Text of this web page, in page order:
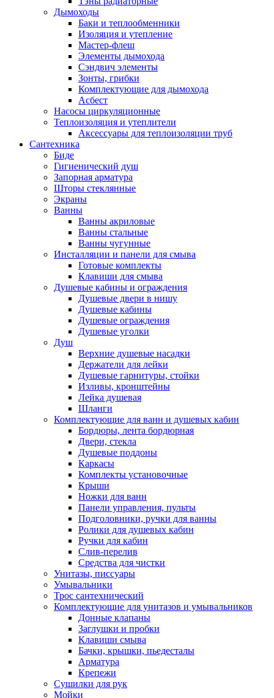
Дымоходы
Баки и теплообменники
Изоляция и утепление
Мастер-флеш
Элементы дымохода
Сэндвич элементы
Зонты, грибки
Комплектующие для дымохода
Асбест
Насосы циркуляционные
Теплоизоляция и утеплители
Аксессуары для теплоизоляции труб
Сантехника
Биде
Гигиенический душ
Запорная арматура
Шторы стеклянные
Экраны
Ванны
Ванны акриловые
Ванны стальные
Ванны чугунные
Инсталляции и панели для смыва
Готовые комплекты
Клавиши для смыва
Душевые кабины и ограждения
Душевые двери в нишу
Душевые кабины
Душевые ограждения
Душевые уголки
Душ
Верхние душевые насадки
Держатели для лейки
Душевые гарнитуры, стойки
Изливы, кронштейны
Лейка душевая
Шланги
Комплектующие для ванн и душевых кабин
Бордюры, лента бордюрная
Двери, стекла
Душевые поддоны
Каркасы
Комплекты установочные
Крыши
Ножки для ванн
Панели управления, пульты
Подголовники, ручки для ванны
Ролики для душевых кабин
Ручки для кабин
Слив-перелив
Средства для чистки
Унитазы, писсуары
Умывальники
Трос сантехнический
Комплектующие для унитазов и умывальников
Донные клапаны
Заглушки и пробки
Клавиши смыва
Бачки, крышки, пьедесталы
Арматура
Крепежи
Сушилки для рук
Мойки